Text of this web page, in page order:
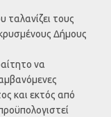
ταλανίζει τους
Δήμους
να
και εκτός από